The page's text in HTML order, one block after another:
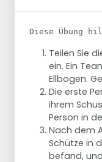
Eine
beenden
Zuglauflinie
Organisation:
Diese Übung
Teilen Sie
ein. Ein
Ellbogen.
Die erste
ihrem
Person in
Nach dem
Schütze in
befand,